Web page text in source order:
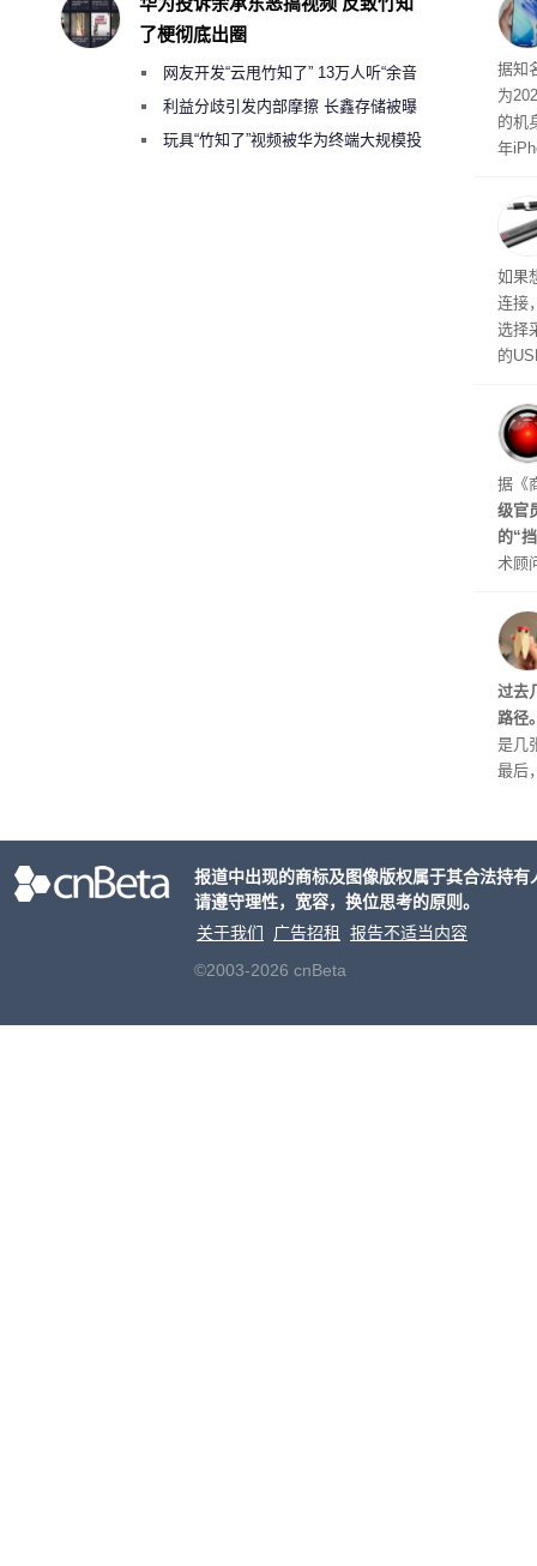
突
据知
为
的机
年
如果
连接
选择
的
不
在华
些
起
据《
级官
的“
术顾
划
公司
原
起来
过去
路径
是几
最后
了梗彻底出圈
网友开发“云甩竹知了” 13万人听“余音
绕梁”利益分歧引发内部摩擦 长鑫存储被曝
曾将华为驻场工程师驱逐出研发基地
玩具“竹知了”视频被华为终端大规模投
报道中出现的商标及图像版权属于其合法持
请遵守理性，宽容，换位思考的原则。
关于我们
广告招租
报告不适当内容
©2003-2026 cnBeta